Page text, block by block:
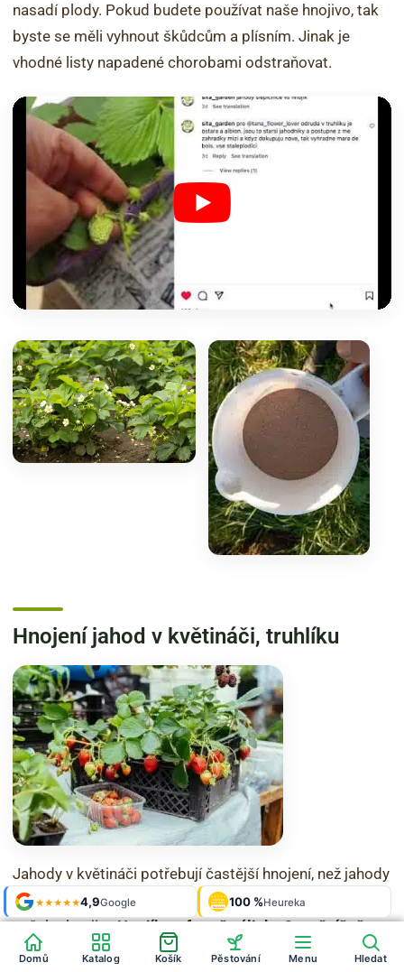
nasadí plody. Pokud budete používat naše hnojivo, tak
byste se měli vyhnout škůdcům a plísním. Jinak je
vhodné listy napadené chorobami odstraňovat.
Hnojení jahod v květináči, truhlíku
Jahody v květináči potřebují častější hnojení, než jahody
zasazené v záhonu. Ideální pro takové jahody je použití
našeho hnojivaHnojík ve formě zálivky 2x měsíčně.
Velká výhoda HNOJÍKU je v tom, že výluh ze zálivky
★★★★★4,9Google OVĚŘENO
ZÁKAZNÍKY
Heureka 100 %Heureka
Shop roku'24 + '25 Galerie925 fotek
Domů Katalog Košík Pěstování Menu Hledat